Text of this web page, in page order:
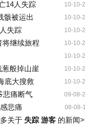
10-10-
14人失踪
10-10-
骸被运出
10-10-
失踪
10-10-
将继续旅程
10-10-
10-10-
般掉山崖
10-10-
底大搜救
09-08-
悲痛断气
08-08-
悲痛
关于 失踪 游客的新闻